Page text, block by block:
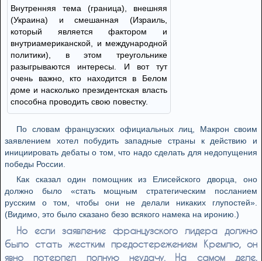
Внутренняя тема (граница), внешняя
(Украина) и смешанная (Израиль,
который является фактором и
внутриамериканской, и международной
политики), в этом треугольнике
разыгрываются интересы. И вот тут
очень важно, кто находится в Белом
доме и насколько президентская власть
способна проводить свою повестку.
По словам французских официальных лиц, Макрон своим
заявлением хотел побудить западные страны к действию и
инициировать дебаты о том, что надо сделать для недопущения
победы России.
Как сказал один помощник из Елисейского дворца, оно
должно было «стать мощным стратегическим посланием
русским о том, чтобы они не делали никаких глупостей».
(Видимо, это было сказано безо всякого намека на иронию.)
Но если заявление французского лидера должно
было стать жестким предостережением Кремлю, он
явно потерпел полную неудачу. На самом деле,